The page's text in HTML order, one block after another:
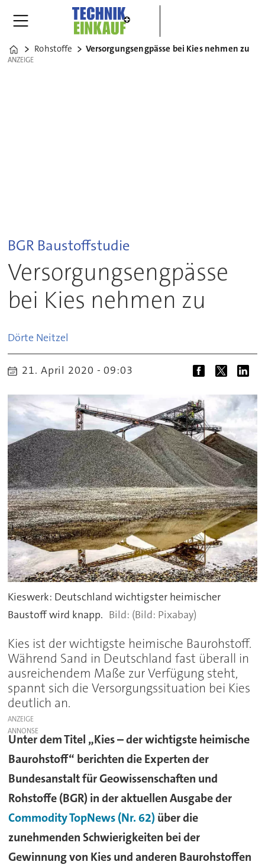
Home
Rohstoffe Versorgungsengpässe bei Kies nehmen zu
ANZEIGE
ANZEIGE
BGR Baustoffstudie
Versorgungsengpässe
bei Kies nehmen zu
Dörte Neitzel
21. April 2020 - 09:03
Kieswerk: Deutschland wichtigster heimischer
Baustoff wird knapp.
(Bild: Pixabay)
Kies ist der wichtigste heimische Baurohstoff.
Während Sand in Deutschland fast überall in
ausreichendem Maße zur Verfügung steht,
spannt sich die Versorgungssituation bei Kies
deutlich an.
ANZEIGE
Unter dem Titel „Kies – der wichtigste heimische
Baurohstoff“ berichten die Experten der
Bundesanstalt für Geowissenschaften und
Rohstoffe (BGR) in der aktuellen Ausgabe der
Commodity TopNews (Nr. 62) über die
zunehmenden Schwierigkeiten bei der
Gewinnung von Kies und anderen Baurohstoffen